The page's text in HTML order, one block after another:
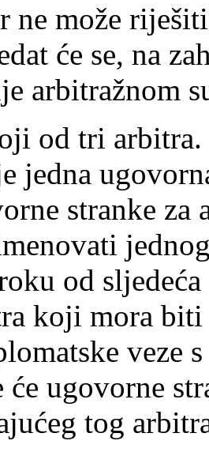
ne može
će se, na
arbitražnom
od tri
jedna
stranke za
od
koji mora
veze
će ugovorne
tog